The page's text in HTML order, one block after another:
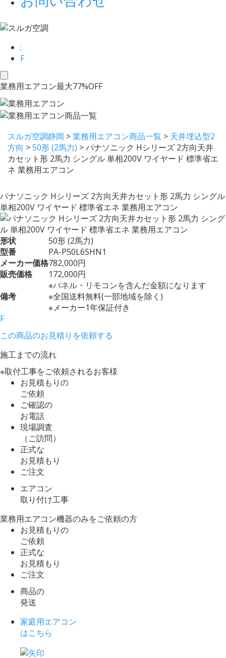
;
F
toggle
navigation
業務用エアコン最大77%OFF
スルガ空調静岡 >業務用エアコン商品一覧 > 天井埋込型2
方向 >50形 (2馬力) >パナソニック Hシリーズ 2方向天井
カセット形 2馬力 シングル 単相200V ワイヤード 標準省エ
ネ 業務用エアコン
パナソニック Hシリーズ 2方向天井カセット形 2馬力 シングル
単相200V ワイヤード 標準省エネ 業務用エアコン
形状
50形 (2馬力)
型番
PA-P50L6SHN1
メーカー価格782,000円
販売価格
172,000円
備考
※パネル・リモコンを含んだ金額になります
※全国送料無料(一部地域を除く)
※メーカー1年保証付き
F
この商品のお見積りを依頼する
施工までの流れ
※取付工事をご依頼されるお客様
お見積もりの
ご依頼
ご確認の
お電話
現場調査
（ご訪問）
正式な
お見積もり
ご注文
エアコン
取り付け工事
業務用エアコン機器のみをご依頼の方
お見積もりの
ご依頼
正式な
お見積もり
ご注文
商品の
発送
家庭用エアコン
はこちら